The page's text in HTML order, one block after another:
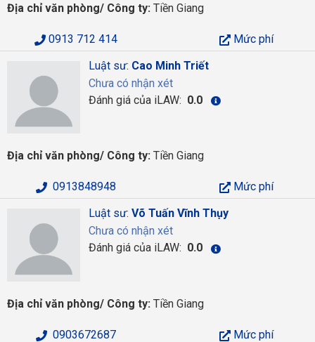
Địa chỉ văn phòng/ Công ty: Tiền Giang
0913 712 414
Mức phí
Luật sư: Cao Minh Triết
Chưa có nhận xét
Đánh giá của iLAW: 0.0
Địa chỉ văn phòng/ Công ty: Tiền Giang
0913848948
Mức phí
Luật sư: Võ Tuấn Vĩnh Thụy
Chưa có nhận xét
Đánh giá của iLAW: 0.0
Địa chỉ văn phòng/ Công ty: Tiền Giang
0903672687 Mức phí